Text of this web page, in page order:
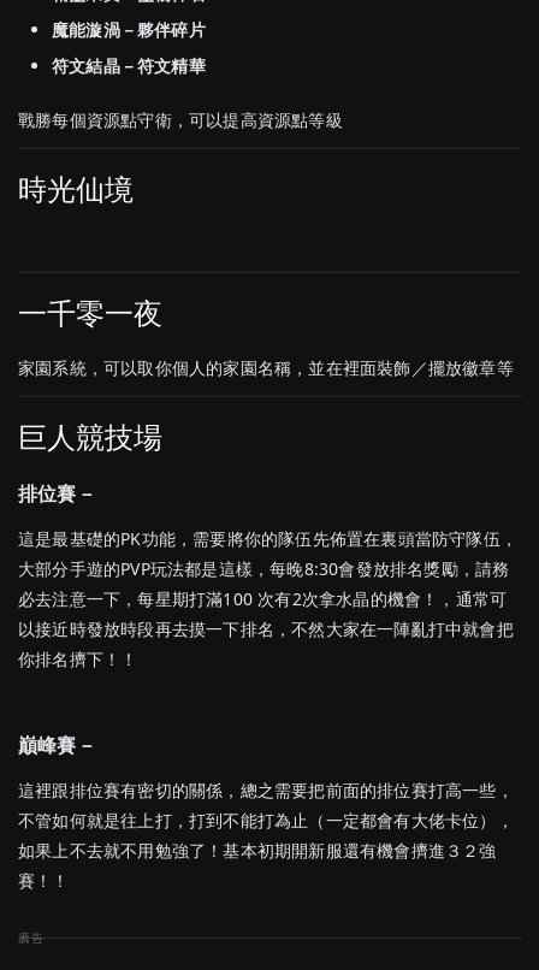
魔能漩渦－夥伴碎片
符文結晶－符文精華
戰勝每個資源點守衛，可以提高資源點等級
時光仙境
一千零一夜
家園系統，可以取你個人的家園名稱，並在裡面裝飾／擺放徽章等
巨人競技場
排位賽－
這是最基礎的PK功能，需要將你的隊伍先佈置在裏頭當防守隊伍，
大部分手遊的PVP玩法都是這樣，每晚8:30會發放排名獎勵，請務
必去注意一下，每星期打滿100 次有2次拿水晶的機會！，通常可
以接近時發放時段再去摸一下排名，不然大家在一陣亂打中就會把
你排名擠下！！
巔峰賽－
這裡跟排位賽有密切的關係，總之需要把前面的排位賽打高一些，
不管如何就是往上打，打到不能打為止（一定都會有大佬卡位），
如果上不去就不用勉強了！基本初期開新服還有機會擠進３２強
賽！！